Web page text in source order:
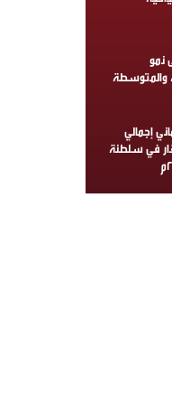
نمو
والمتوسطة
إجمالي
في سلطنة